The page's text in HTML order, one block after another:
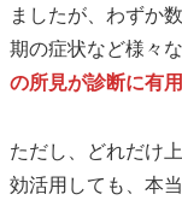
ましたが、わずか
期の症状など様々
の所見が診断に有用
ただし、どれだけ
効活用しても、本